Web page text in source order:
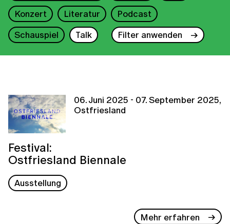
15
16 17 18 19
22
23 24 25 26 27
28
29
30
Konzert
Literatur
Podcast
Schauspiel
Talk Filter anwenden
06. Juni 2025 - 07. September 2025,
Ostfriesland
Festival:
Ostfriesland Biennale
Ausstellung
Mehr erfahren